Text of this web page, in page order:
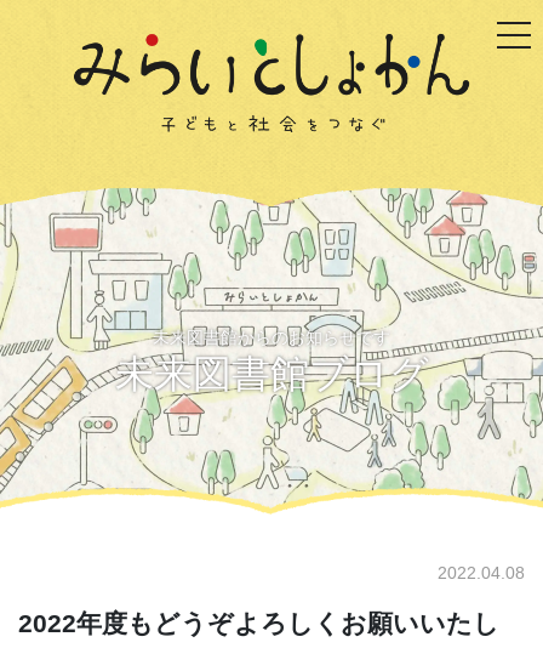
未来図書館からのお知らせです
未来図書館ブログ
2022.04.08
2022年度もどうぞよろしくお願いいたし